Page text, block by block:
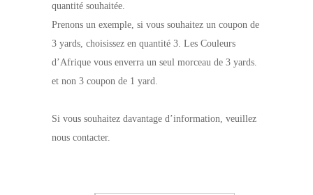
quantité souhaitée.
Prenons un exemple, si vous souhaitez un coupon de
3 yards, choisissez en quantité 3. Les Couleurs
d’Afrique vous enverra un seul morceau de 3 yards.
et non 3 coupon de 1 yard.
Si vous souhaitez davantage d’information, veuillez
nous contacter.